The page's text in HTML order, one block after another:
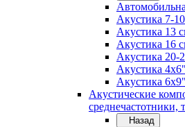
Акустика 7-
Акустика 13
Акустика 16
Акустика 20-
Акустика
Акустика
Акустические
среднечастотники,
Назад